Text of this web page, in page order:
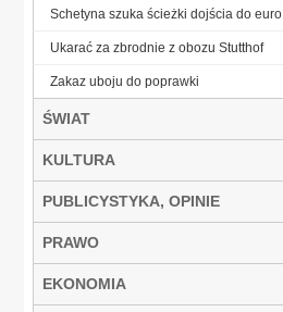
Schetyna szuka ścieżki dojścia do euro
Ukarać za zbrodnie z obozu Stutthof
Zakaz uboju do poprawki
ŚWIAT
KULTURA
PUBLICYSTYKA, OPINIE
PRAWO
EKONOMIA